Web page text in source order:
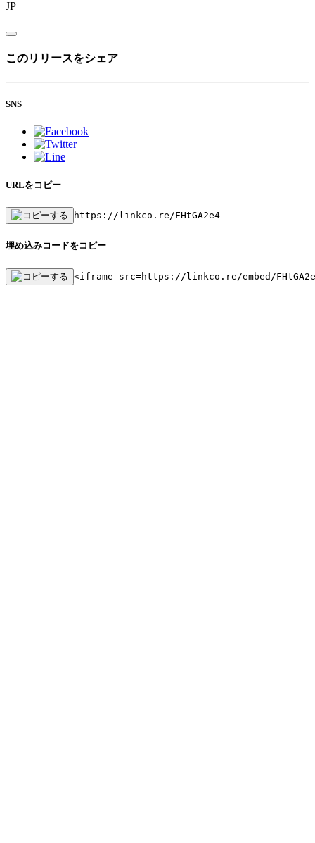
JP
このリリースをシェア
SNS
URLをコピー
https://linkco.re/FHtGA2e4
埋め込みコードをコピー
<iframe src=https://linkco.re/embed/